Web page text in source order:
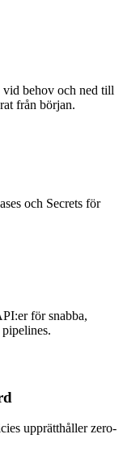
vid behov och ned till
från början.
och Secrets för
för snabba,
upprätthåller zero-